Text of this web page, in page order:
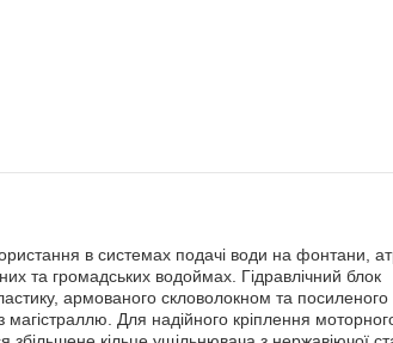
в системах подачі води на фонтани,
та громадських водоймах. Гідравлічний блок
армованого скловолокном та
магістраллю. Для надійного кріплення